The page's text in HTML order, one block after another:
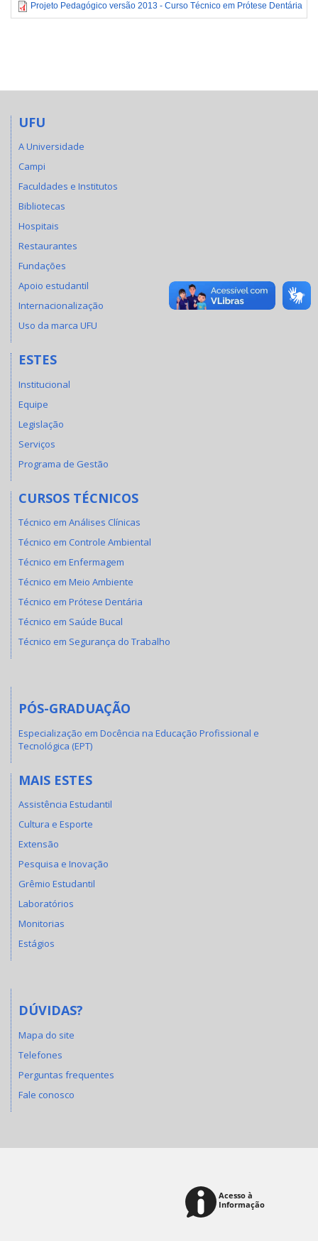
Projeto Pedagógico versão 2013 - Curso Técnico em Prótese Dentária
UFU
A Universidade
Campi
Faculdades e Institutos
Bibliotecas
Hospitais
Restaurantes
Fundações
Apoio estudantil
Internacionalização
Uso da marca UFU
ESTES
Institucional
Equipe
Legislação
Serviços
Programa de Gestão
CURSOS TÉCNICOS
Técnico em Análises Clínicas
Técnico em Controle Ambiental
Técnico em Enfermagem
Técnico em Meio Ambiente
Técnico em Prótese Dentária
Técnico em Saúde Bucal
Técnico em Segurança do Trabalho
PÓS-GRADUAÇÃO
Especialização em Docência na Educação Profissional e
Tecnológica (EPT)
MAIS ESTES
Assistência Estudantil
Cultura e Esporte
Extensão
Pesquisa e Inovação
Grêmio Estudantil
Laboratórios
Monitorias
Estágios
DÚVIDAS?
Mapa do site
Telefones
Perguntas frequentes
Fale conosco